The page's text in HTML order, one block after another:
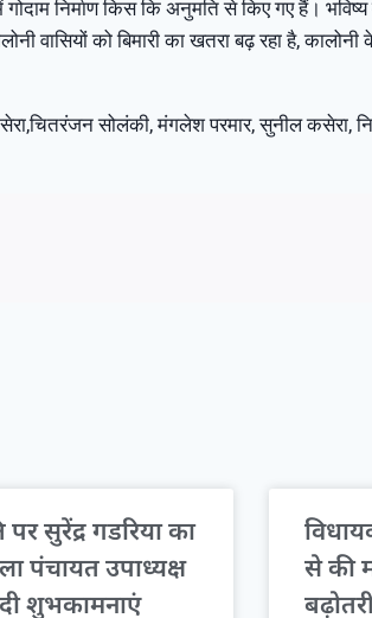
निर्माण किस कि अनुमति से किए गए हैं।
वासियों को बिमारी का खतरा बढ़ रहा है,
सोलंकी, मंगलेश परमार, सुनील कसेरा,
पर सुरेंद्र गडरिया का
पंचायत उपाध्यक्ष
शुभकामनाएं
से की